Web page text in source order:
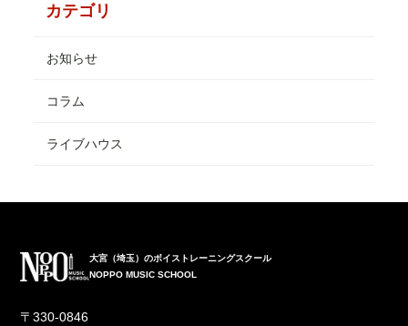
カテゴリ
お知らせ
コラム
ライブハウス
大宮（埼玉）のボイストレーニングスクール
NOPPO MUSIC SCHOOL
〒330-0846